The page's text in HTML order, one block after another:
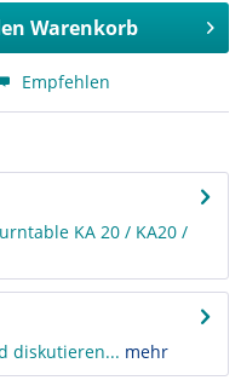
Warenkorb
Empfehlen
KA 20 / KA20 /
diskutieren... mehr